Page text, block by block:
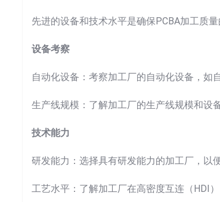
先进的设备和技术水平是确保PCBA加工质量
设备考察
自动化设备：考察加工厂的自动化设备，如
生产线规模：了解加工厂的生产线规模和设
技术能力
研发能力：选择具有研发能力的加工厂，以
工艺水平：了解加工厂在高密度互连（HDI